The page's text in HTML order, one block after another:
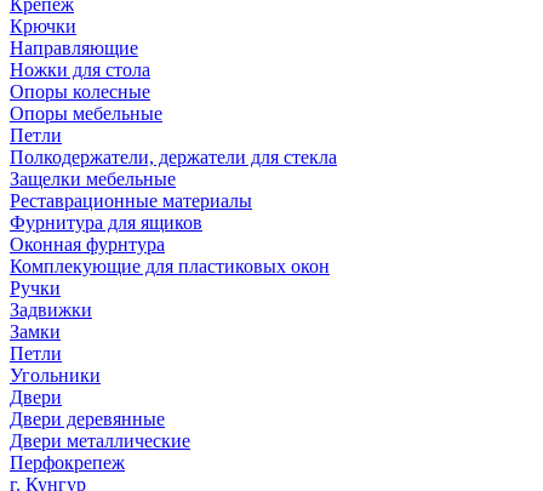
Крепеж
Крючки
Направляющие
Ножки для стола
Опоры колесные
Опоры мебельные
Петли
Полкодержатели, держатели для стекла
Защелки мебельные
Реставрационные материалы
Фурнитура для ящиков
Оконная фурнтура
Комплекующие для пластиковых окон
Ручки
Задвижки
Замки
Петли
Угольники
Двери
Двери деревянные
Двери металлические
Перфокрепеж
г. Кунгур